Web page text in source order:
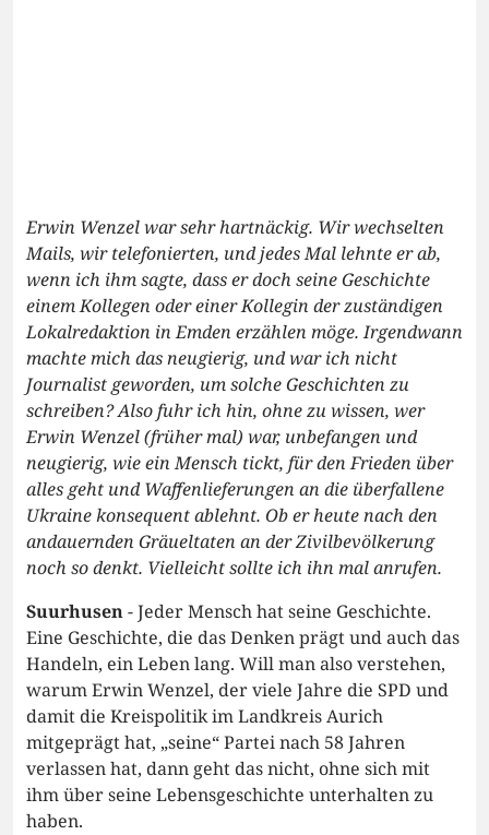
Erwin Wenzel war sehr hartnäckig. Wir wechselten
Mails, wir telefonierten, und jedes Mal lehnte er ab,
wenn ich ihm sagte, dass er doch seine Geschichte
einem Kollegen oder einer Kollegin der zuständigen
Lokalredaktion in Emden erzählen möge. Irgendwann
machte mich das neugierig, und war ich nicht
Journalist geworden, um solche Geschichten zu
schreiben? Also fuhr ich hin, ohne zu wissen, wer
Erwin Wenzel (früher mal) war, unbefangen und
neugierig, wie ein Mensch tickt, für den Frieden über
alles geht und Waffenlieferungen an die überfallene
Ukraine konsequent ablehnt. Ob er heute nach den
andauernden Gräueltaten an der Zivilbevölkerung
noch so denkt. Vielleicht sollte ich ihn mal anrufen.
Suurhusen- Jeder Mensch hat seine Geschichte.
Eine Geschichte, die das Denken prägt und auch das
Handeln, ein Leben lang. Will man also verstehen,
warum Erwin Wenzel, der viele Jahre die SPD und
damit die Kreispolitik im Landkreis Aurich
mitgeprägt hat, „seine“ Partei nach 58 Jahren
verlassen hat, dann geht das nicht, ohne sich mit
ihm über seine Lebensgeschichte unterhalten zu
haben.